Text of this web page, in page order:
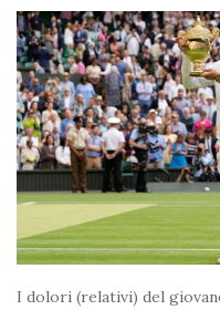
I dolori (relativi) del